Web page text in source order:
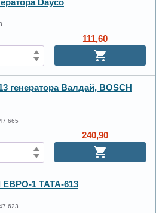
111,60
генератора Валдай, BOSCH
665
240,90
ЕВРО-1 ТАТА-613
623